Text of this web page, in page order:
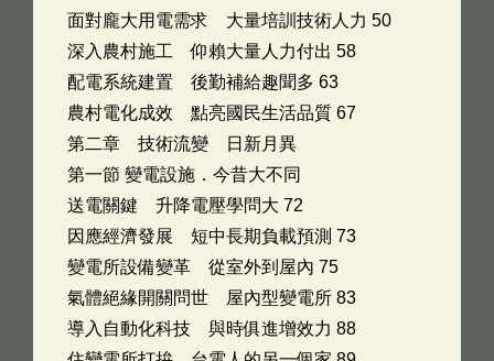
面對龐大用電需求 大量培訓技術人力 50
深入農村施工 仰賴大量人力付出 58
配電系統建置 後勤補給趣聞多 63
農村電化成效 點亮國民生活品質 67
第二章 技術流變 日新月異
第一節 變電設施．今昔大不同
送電關鍵 升降電壓學問大 72
因應經濟發展 短中長期負載預測 73
變電所設備變革 從室外到屋內 75
氣體絕緣開關問世 屋內型變電所 83
導入自動化科技 與時俱進增效力 88